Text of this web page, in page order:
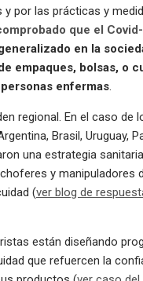
por las prácticas y
que el
en la
empaques, bolsas, o
enfermas.
regional. En el caso de
Brasil, Uruguay,
una estrategia
y manipuladores
(ver blog de
están diseñando
que refuercen la